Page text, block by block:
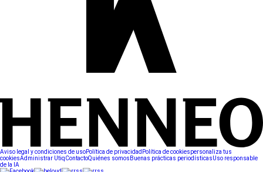
Aviso legal y condiciones de usoPolítica de privacidad Política de cookiespersonaliza tus
cookiesAdministrar UtiqContactoQuiénes somos Buenas prácticas periodísticasUso responsable
de la IA